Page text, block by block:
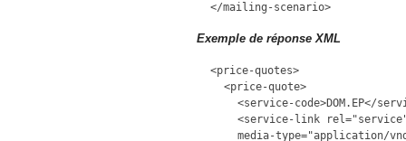
</mailing-scenario>
Exemple de réponse XML
<price-quotes>
<price-quote>
<service-code>DOM.EP</
<service-link rel="service"
media-type="application/